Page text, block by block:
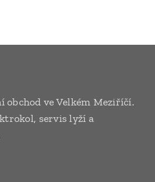
ve Velkém Meziříčí.
servis lyží a